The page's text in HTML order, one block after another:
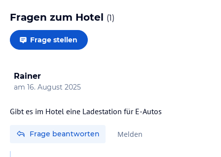
Fragen zum Hotel (1)
Frage stellen
Rainer
am 16. August 2025
Gibt es im Hotel eine Ladestation für E-Autos
Frage beantworten Melden